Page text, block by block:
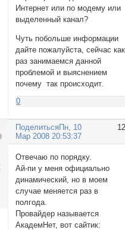
Интернет или по модему или
выделенный канал?
Чуть побольше информации
дайте пожалуйста, сейчас как
раз занимаемся данной
проблемой и выяснением
почему так происходит.
0
Поделиться 12
Пн, 10
Мар 2008 20:53:37
Отвечаю по порядку.
Ай-пи у меня официально
динамический, но в моем
случае меняется раз в
полгода.
Провайдер называется
АкадемНет, вот сайтик: